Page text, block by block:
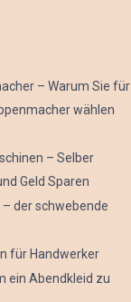
– Warum Sie für
wählen
– Selber
Geld Sparen
– der schwebende
für Handwerker
ein Abendkleid zu